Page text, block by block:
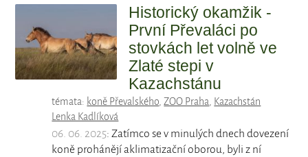
Historický okamžik -
První Převaláci po
stovkách let volně ve
Zlaté stepi v
Kazachstánu
témata: koně Převalského,ZOO Praha, Kazachstán
Lenka Kadlíková
06. 06. 2025: Zatímco se v minulých dnech dovezení
koně prohánějí aklimatizační oborou, byli z ní